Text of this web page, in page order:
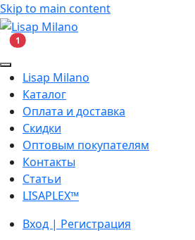
Skip to main content
1 В корзину
Lisap Milano
Каталог
Оплата и доставка
Скидки
Оптовым покупателям
Контакты
Статьи
LISAPLEX™
Вход | Регистрация